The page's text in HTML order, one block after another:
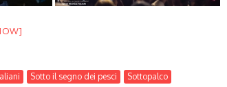
Sotto il segno dei pesci Sottopalco